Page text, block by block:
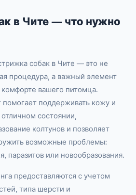
в Чите — что нужно
собак в Чите — это не
процедура, а важный элемент
вашего питомца.
помогает поддерживать кожу и
состоянии,
колтунов и позволяет
возможные проблемы:
паразитов или новообразования.
предоставляются с учетом
типа шерсти и